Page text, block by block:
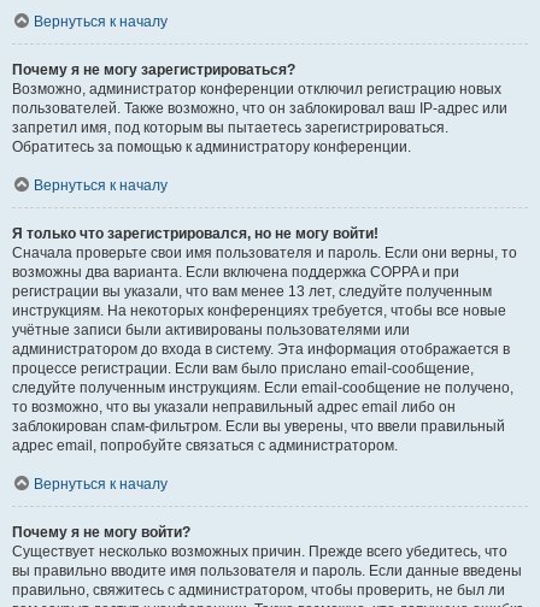
Вернуться к началу
Почему я не могу зарегистрироваться?
Возможно, администратор конференции отключил регистрацию новых
пользователей. Также возможно, что он заблокировал ваш IP-адрес или
запретил имя, под которым вы пытаетесь зарегистрироваться.
Обратитесь за помощью к администратору конференции.
Вернуться к началу
Я только что зарегистрировался, но не могу войти!
Сначала проверьте свои имя пользователя и пароль. Если они верны, то
возможны два варианта. Если включена поддержка COPPA и при
регистрации вы указали, что вам менее 13 лет, следуйте полученным
инструкциям. На некоторых конференциях требуется, чтобы все новые
учётные записи были активированы пользователями или
администратором до входа в систему. Эта информация отображается в
процессе регистрации. Если вам было прислано email-сообщение,
следуйте полученным инструкциям. Если email-сообщение не получено,
то возможно, что вы указали неправильный адрес email либо он
заблокирован спам-фильтром. Если вы уверены, что ввели правильный
адрес email, попробуйте связаться с администратором.
Вернуться к началу
Почему я не могу войти?
Существует несколько возможных причин. Прежде всего убедитесь, что
вы правильно вводите имя пользователя и пароль. Если данные введены
правильно, свяжитесь с администратором, чтобы проверить, не был ли